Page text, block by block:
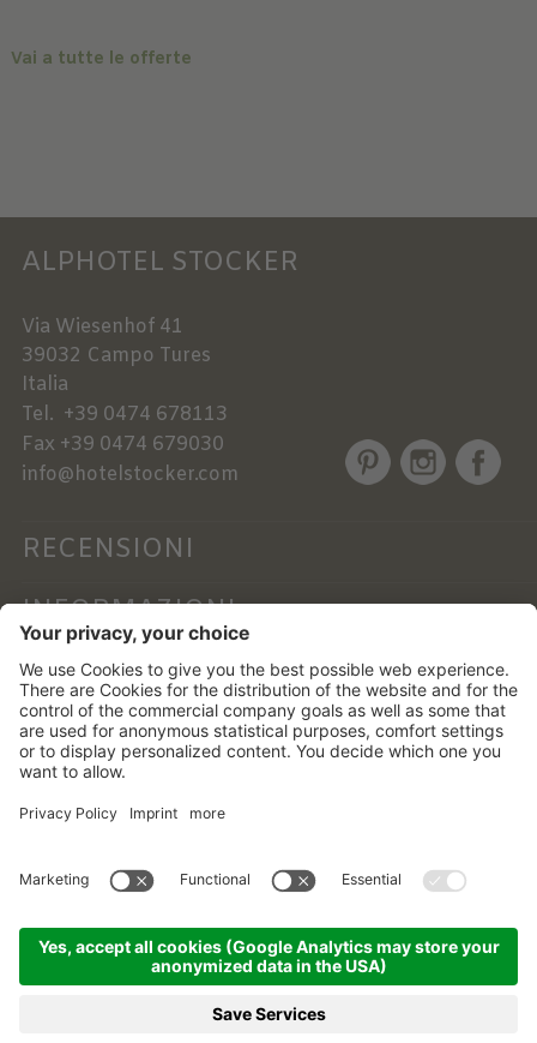
Vai a tutte le offerte
ALPHOTEL STOCKER
Via Wiesenhof 41
39032 Campo Tures
Italia
Tel. +39 0474 678113
Fax +39 0474 679030
info@hotelstocker.com
RECENSIONI
INFORMAZIONI
NEWSLETTER
Alphotel Stocker.Part. IVA 01756760219 .
Impostazioni cookie .Privacy .Sitemap .